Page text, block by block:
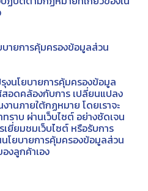
ายการคุ้มครองข้อมูลส่วน
งนโยบายการคุ้มครองข้อมูล
สอดคล้องกับการ เปลี่ยนแปลง
านภายใต้กฏหมาย โดยเราจะ
ราบ ผ่านเว็บไซต์ อย่างชัดเจน
เยี่ยมชมเว็บไซต์ หรือรับการ
นโยบายการคุ้มครองข้อมูลส่วน
งลูกค้าเอง